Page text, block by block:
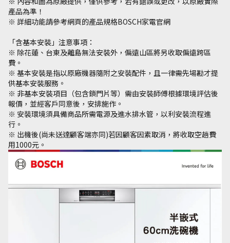
產品為準！
※ 詳細功能請參考網頁的產品規格BOSCH家電官網
「含基本安裝」注意事項：
※ 除花蓮、台東及離島無法安裝外，偏遠山區將另收取偏遠跨區
費。
※ 基本安裝是指以原廠機器隨附之安裝配件，且一律需先場勘才提
供基本安裝服務。
※ 非基本安裝項目（包含鎖門片等）需由安裝師傅根據環境評估後
報價，並經客戶同意後，安排施作。
※ 安裝環境須具備商品所需電源及進水排水管，以利安裝流程進
行。
※ 出機後(尚未送達顧客端亦同)若因顧客因素取消，將收取空趟費
用1000元。